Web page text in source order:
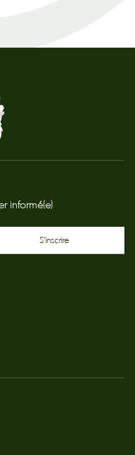
informé(e)